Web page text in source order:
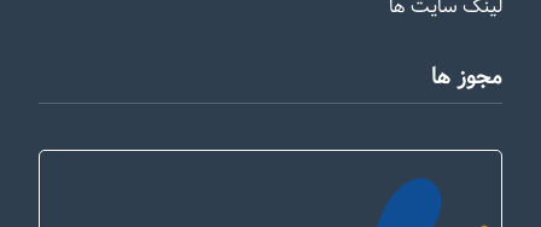
لینک سایت ها
مجوز ها